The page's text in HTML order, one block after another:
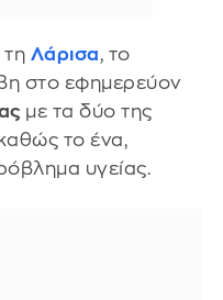
τη Λάρισα, το
στο εφημερεύον
με τα δύο της
καθώς το ένα,
υγείας.